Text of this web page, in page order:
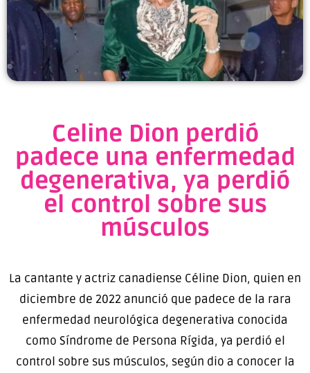
Celine Dion perdió
padece una enfermedad
degenerativa, ya perdió
el control sobre sus
músculos
La cantante y actriz canadiense Céline Dion, quien en
diciembre de 2022 anunció que padece de la rara
enfermedad neurológica degenerativa conocida
como Síndrome de Persona Rígida, ya perdió el
control sobre sus músculos, según dio a conocer la